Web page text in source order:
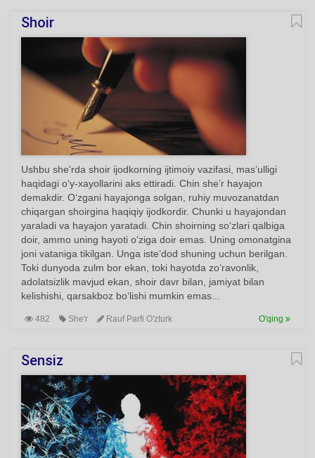
Shoir
Ushbu she'rda shoir ijodkorning ijtimoiy vazifasi, mas’ulligi
haqidagi o‘y-xayollarini aks ettiradi. Chin she’r hayajon
demakdir. O‘zgani hayajonga solgan, ruhiy muvozanatdan
chiqargan shoirgina haqiqiy ijodkordir. Chunki u hayajondan
yaraladi va hayajon yaratadi. Chin shoirning so‘zlari qalbiga
doir, ammo uning hayoti o‘ziga doir emas. Uning omonatgina
joni vataniga tikilgan. Unga iste’dod shuning uchun berilgan.
Toki dunyoda zulm bor ekan, toki hayotda zo‘ravonlik,
adolatsizlik mavjud ekan, shoir davr bilan, jamiyat bilan
kelishishi, qarsakboz bo‘lishi mumkin emas...
482 She'r Rauf Parfi O'zturk O'qing
Sensiz